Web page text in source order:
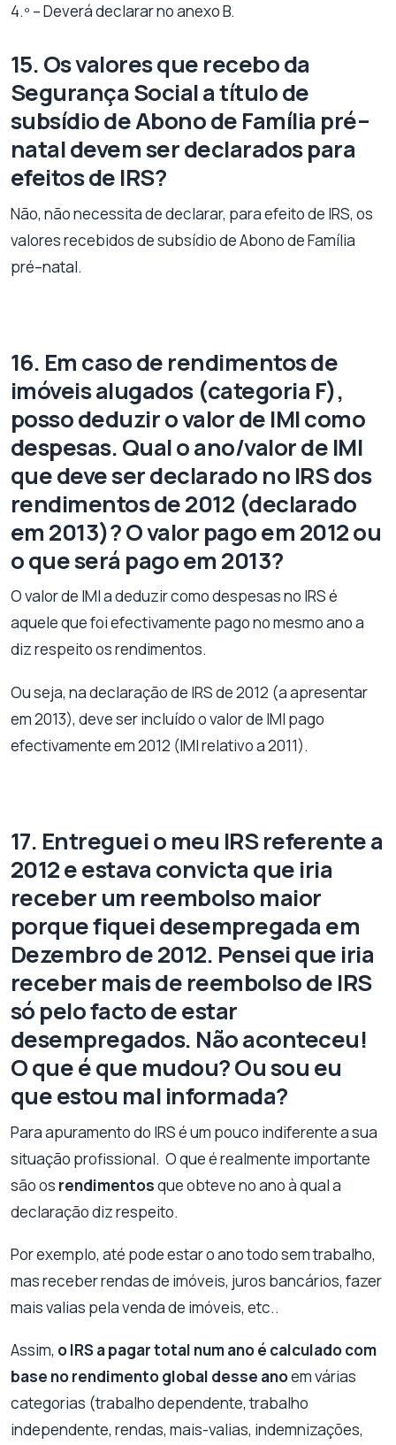
4.º – Deverá declarar no anexo B.
15. Os valores que recebo da
Segurança Social a título de
subsídio de Abono de Família pré–
natal devem ser declarados para
efeitos de IRS?
Não, não necessita de declarar, para efeito de IRS, os
valores recebidos de subsídio de Abono de Família
pré–natal.
16. Em caso de rendimentos de
imóveis alugados (categoria F),
posso deduzir o valor de IMI como
despesas. Qual o ano/valor de IMI
que deve ser declarado no IRS dos
rendimentos de 2012 (declarado
em 2013)? O valor pago em 2012 ou
o que será pago em 2013?
O valor de IMI a deduzir como despesas no IRS é
aquele que foi efectivamente pago no mesmo ano a
diz respeito os rendimentos.
Ou seja, na declaração de IRS de 2012 (a apresentar
em 2013), deve ser incluído o valor de IMI pago
efectivamente em 2012 (IMI relativo a 2011).
17. Entreguei o meu IRS referente a
2012 e estava convicta que iria
receber um reembolso maior
porque fiquei desempregada em
Dezembro de 2012. Pensei que iria
receber mais de reembolso de IRS
só pelo facto de estar
desempregados. Não aconteceu!
O que é que mudou? Ou sou eu
que estou mal informada?
Para apuramento do IRS é um pouco indiferente a sua
situação profissional. O que é realmente importante
são os rendimentosque obteve no ano à qual a
declaração diz respeito.
Por exemplo, até pode estar o ano todo sem trabalho,
mas receber rendas de imóveis, juros bancários, fazer
mais valias pela venda de imóveis, etc..
Assim, o IRS a pagar total num ano é calculado com
base no rendimento global desse anoem várias
categorias (trabalho dependente, trabalho
independente, rendas, mais-valias, indemnizações,